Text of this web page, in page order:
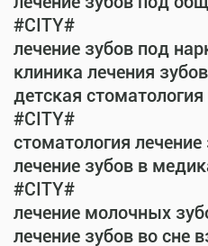
#CITY#
лечение зубов под
клиника лечения
детская
#CITY#
стоматология
лечение зубов в
#CITY#
лечение молочных
лечение зубов во сне